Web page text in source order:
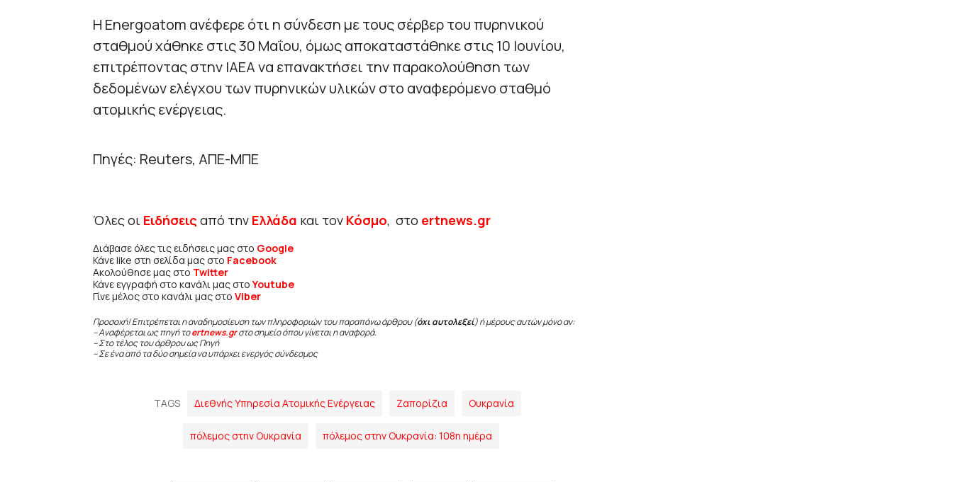
Η Energoatom ανέφερε ότι η σύνδεση με τους σέρβερ του πυρηνικού
σταθμού χάθηκε στις 30 Μαΐου, όμως αποκαταστάθηκε στις 10 Ιουνίου,
επιτρέποντας στην ΙΑΕΑ να επανακτήσει την παρακολούθηση των
δεδομένων ελέγχου των πυρηνικών υλικών στο αναφερόμενο σταθμό
ατομικής ενέργειας.
Πηγές: Reuters, ΑΠΕ-ΜΠΕ
Όλες οι Ειδήσεις από την Ελλάδα και τον Κόσμο, στο ertnews.gr
Διάβασε όλες τις ειδήσεις μας στο Google
Κάνε like στη σελίδα μας στο Facebook
Ακολούθησε μας στο Twitter
Κάνε εγγραφή στο κανάλι μας στοYoutube
Γίνε μέλος στο κανάλι μας στο Viber
Προσοχή! Επιτρέπεται η αναδημοσίευση των πληροφοριών του παραπάνω άρθρου (όχι αυτολεξεί) ή μέρους αυτών μόνο αν:
– Αναφέρεται ως πηγή τοertnews.gr στο σημείο όπου γίνεται η αναφορά.
– Στο τέλος του άρθρου ως Πηγή
– Σε ένα από τα δύο σημεία να υπάρχει ενεργός σύνδεσμος
TAGS Διεθνής Υπηρεσία Ατομικής Ενέργειας Ζαπορίζια Ουκρανία
πόλεμος στην Ουκρανία πόλεμος στην Ουκρανία: 108η ημέρα